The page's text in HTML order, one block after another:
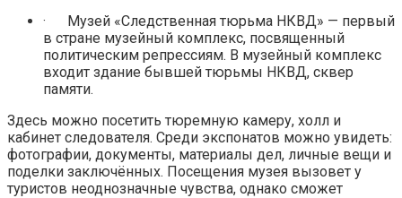
· Музей «Следственная тюрьма НКВД» — первый
в стране музейный комплекс, посвященный
политическим репрессиям. В музейный комплекс
входит здание бывшей тюрьмы НКВД, сквер
памяти.
Здесь можно посетить тюремную камеру, холл и
кабинет следователя. Среди экспонатов можно увидеть:
фотографии, документы, материалы дел, личные вещи и
поделки заключённых. Посещения музея вызовет у
туристов неоднозначные чувства, однако сможет